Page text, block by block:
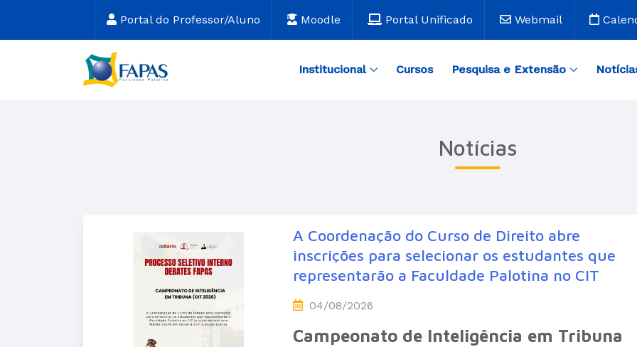
Portal do Professor/Aluno Moodle Portal Unificado Webmail
Institucional Cursos Pesquisa e Extensão
Notícias
A Coordenação do Curso de Direito abre
inscrições para selecionar os estudantes que
representarão a Faculdade Palotina no CIT
04/08/2026
Campeonato de Inteligência em Tribuna